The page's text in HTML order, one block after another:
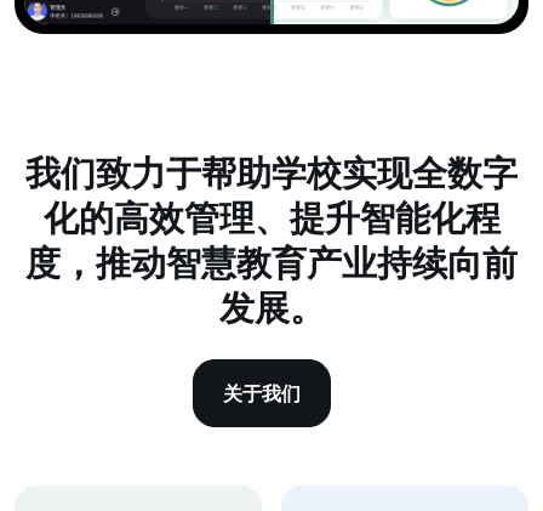
我们致力于帮助学校实现全数字
化的高效管理、提升智能化程
度，推动智慧教育产业持续向前
发展。
关于我们